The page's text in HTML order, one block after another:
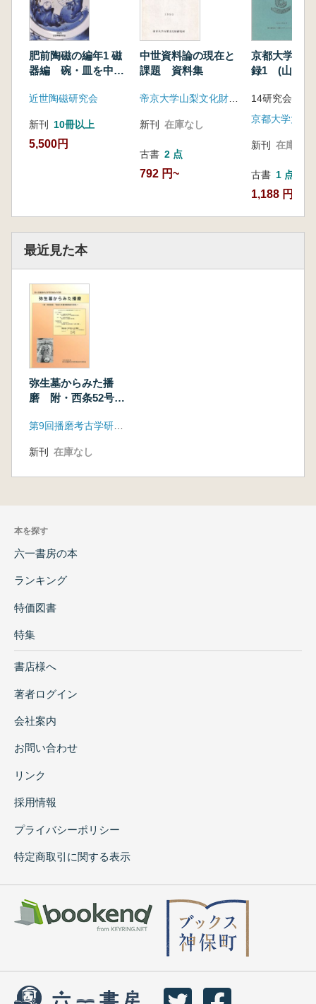
肥前陶磁の編年1 磁
器編 碗・皿を中心
近世陶磁研究会
新刊 10冊以上
5,500円
中世資料論の現在と
課題 資料集
新刊 在庫なし
古書 2 点
792 円~
京都大学所
録1 (山野道
新刊 在庫なし
古書 1 点
1,188 円
最近見た本
弥生墓からみた播
磨 附・西条52号墓
第9回播磨考古学研究集会実行委員会
新刊 在庫なし
本を探す
六一書房の本
ランキング
特価図書
特集
書店様へ
著者ログイン
会社案内
お問い合わせ
リンク
採用情報
プライバシーポリシー
特定商取引に関する表示